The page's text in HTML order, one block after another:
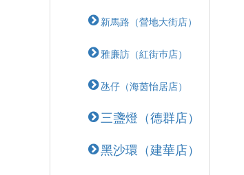
新馬路（營地大街店）
雅廉訪（紅街巿店）
氹仔（海茵怡居店）
三盞燈（德群店）
黑沙環（建華店）